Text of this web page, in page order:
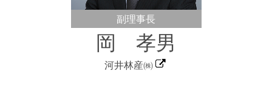
副理事長
岡 孝男
河井林産㈱